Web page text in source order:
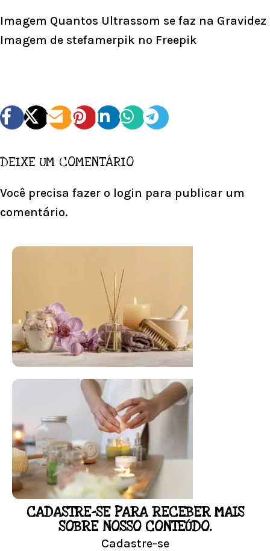
Imagem Quantos Ultrassom se faz na Gravidez
Imagem de stefamerpik no Freepik
DEIXE UM COMENTÁRIO
Você precisa fazer o login para publicar um
comentário.
FLORAL DE BACH PERSONALIZADO
Responda as perguntas e receba o seu
floral em casa.
Resultado na hora!
Conheça mais e faça sua Pesquisa
LOJA
CADASTRE-SE PARA RECEBER MAIS
SOBRE NOSSO CONTEÚDO.
Cadastre-se